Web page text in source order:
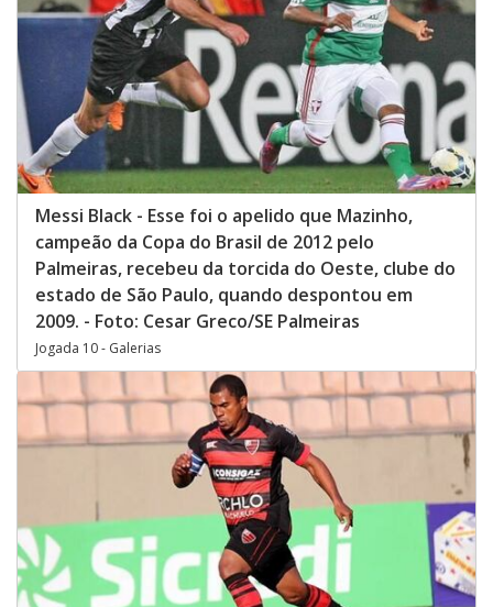
Messi Black - Esse foi o apelido que Mazinho,
campeão da Copa do Brasil de 2012 pelo
Palmeiras, recebeu da torcida do Oeste, clube do
estado de São Paulo, quando despontou em
2009. - Foto: Cesar Greco/SE Palmeiras
Jogada 10 - Galerias